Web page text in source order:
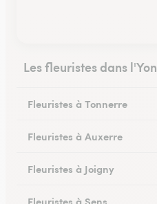
Les fleuristes dans
Fleuristes à Tonnerre
Fleuristes à Auxerre
Fleuristes à Joigny
Fleuristes à Sens